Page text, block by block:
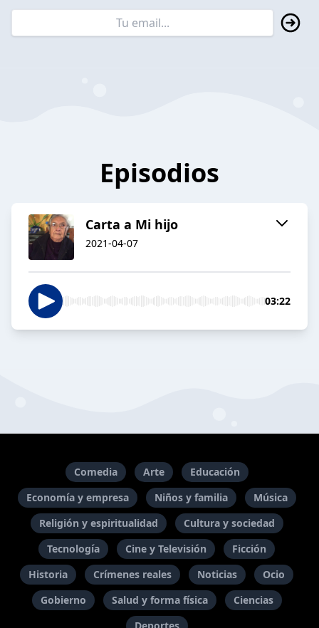
Episodios
Carta a Mi hijo
2021-04-07
03:22
Comedia Arte
Educación
Economía y empresa
Niños y familia
Música
Religión y espiritualidad
Cultura y sociedad
Tecnología
Cine y Televisión
Ficción
Historia
Crímenes reales Noticias
Ocio
Gobierno
Salud y forma física
Ciencias